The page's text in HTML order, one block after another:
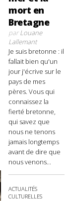
mort en
Bretagne
parLouane
Lallemant
Je suis bretonne : il
fallait bien qu'un
jour j'écrive sur le
pays de mes
pères. Vous qui
connaissez la
fierté bretonne,
qui savez que
nous ne tenons
jamais longtemps
avant de dire que
nous venons...
ACTUALITÉS
CULTURELLES